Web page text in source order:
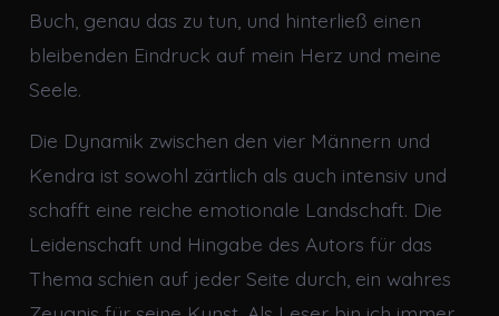
Buch, genau das zu tun, und hinterließ einen
bleibenden Eindruck auf mein Herz und meine
Seele.
Die Dynamik zwischen den vier Männern und
Kendra ist sowohl zärtlich als auch intensiv und
schafft eine reiche emotionale Landschaft. Die
Leidenschaft und Hingabe des Autors für das
Thema schien auf jeder Seite durch, ein wahres